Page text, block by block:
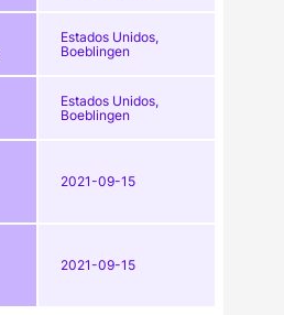
Estados Unidos,
Boeblingen
Estados Unidos,
Boeblingen
2021-09-15
2021-09-15